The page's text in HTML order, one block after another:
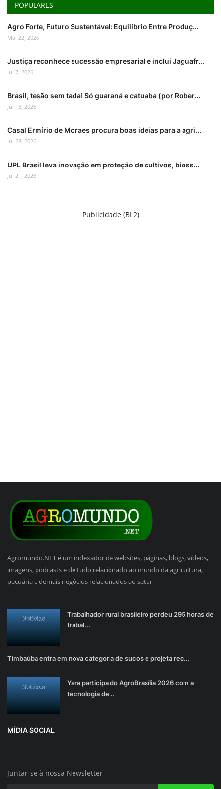
POPULARES
Agro Forte, Futuro Sustentável: Equilíbrio Entre Produç...
Mai 22, 2026
Justiça reconhece sucessão empresarial e inclui Jaguafr...
Jul 7, 2026
Brasil, tesão sem tada! Só guaraná e catuaba (por Rober...
Jul 13, 2026
Casal Ermírio de Moraes procura boas ideias para a agri...
Jul 28, 2026
UPL Brasil leva inovação em proteção de cultivos, bioss...
Jul 21, 2026
Publicidade (BL2)
Agromundo.NET é um indexador de websites, páginas, blogs, vídeos,
imagens, podcasts e de tudo relacionado ao mundo da agricultura,
pecuária e demais negócios relacionados ao setor
Trabalhador rural brasileiro perdeu 295 horas de
trabal...
Timbaúba entra em nova categoria de sucos e projeta rec...
Yara participa do AgroBrasília 2026 com a
tecnologia de...
MÍDIA SOCIAL
Juntar-se à nossa Newsletter